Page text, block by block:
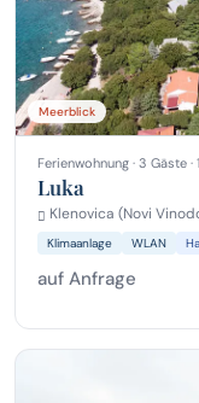
Meerblick
Ferienwohnung · 3 Gäste ·
Luka
Klenovica (Novi
Klimaanlage WLAN
auf Anfrage